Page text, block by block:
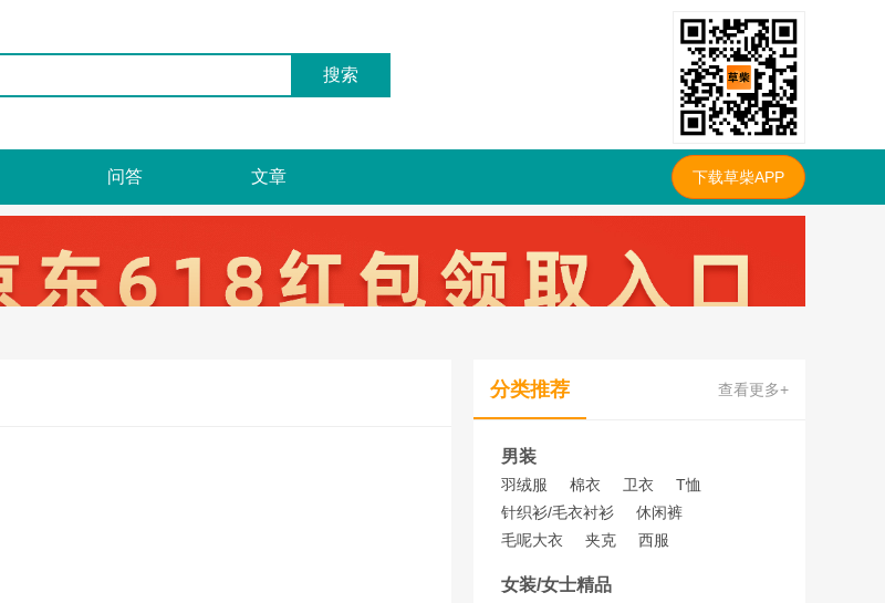
问答 文章 下载草柴APP
分类推荐 查看更多+
男装
羽绒服 棉衣 卫衣
T恤
针织衫/毛衣衬衫
休闲裤
毛呢大衣
夹克 西服
女装/女士精品